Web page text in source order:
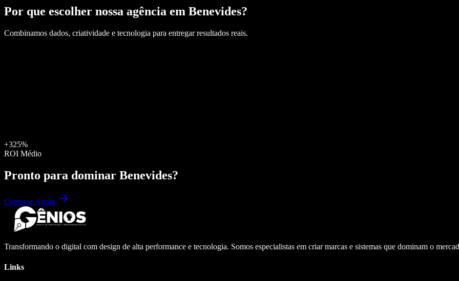
Por que escolher nossa agência em Benevides?
Combinamos dados, criatividade e tecnologia para entregar resultados reais.
+325%
ROI Médio
Pronto para dominar Benevides?
Começar Agora
Transformando o digital com design de alta performance e tecnologia. Somos especialistas em criar marcas e sistemas que dominam o
Links